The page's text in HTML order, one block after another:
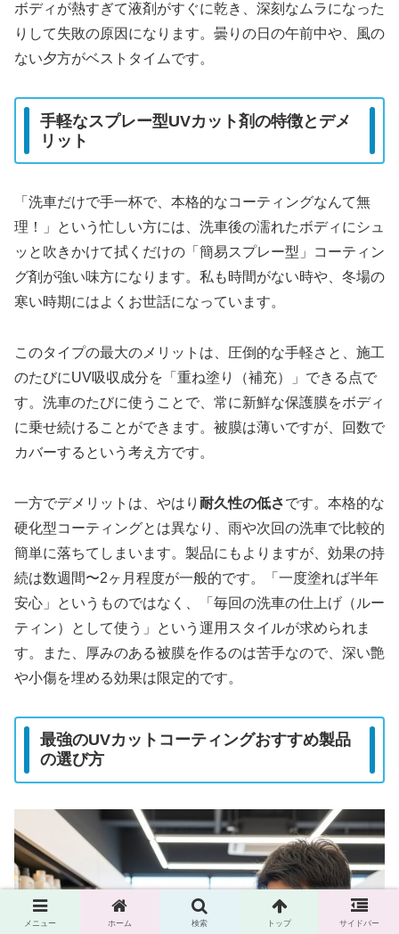
ボディが熱すぎて液剤がすぐに乾き、深刻なムラになった
りして失敗の原因になります。曇りの日の午前中や、風の
ない夕方がベストタイムです。
手軽なスプレー型UVカット剤の特徴とデメ
リット
「洗車だけで手一杯で、本格的なコーティングなんて無
理！」という忙しい方には、洗車後の濡れたボディにシュ
ッと吹きかけて拭くだけの「簡易スプレー型」コーティン
グ剤が強い味方になります。私も時間がない時や、冬場の
寒い時期にはよくお世話になっています。
このタイプの最大のメリットは、圧倒的な手軽さと、施工
のたびにUV吸収成分を「重ね塗り（補充）」できる点で
す。洗車のたびに使うことで、常に新鮮な保護膜をボディ
に乗せ続けることができます。被膜は薄いですが、回数で
カバーするという考え方です。
一方でデメリットは、やはり 耐久性の低さです。本格的な
硬化型コーティングとは異なり、雨や次回の洗車で比較的
簡単に落ちてしまいます。製品にもよりますが、効果の持
続は数週間〜2ヶ月程度が一般的です。「一度塗れば半年
安心」というものではなく、「毎回の洗車の仕上げ（ルー
ティン）として使う」という運用スタイルが求められま
す。また、厚みのある被膜を作るのは苦手なので、深い艶
や小傷を埋める効果は限定的です。
最強のUVカットコーティングおすすめ製品
の選び方
メニュー ホーム 検索 トップ サイドバー